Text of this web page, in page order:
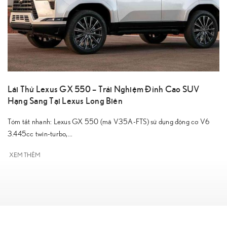
Lái Thử Lexus GX 550 – Trải Nghiệm Đỉnh Cao SUV
Hạng Sang Tại Lexus Long Biên
Tóm tắt nhanh: Lexus GX 550 (mã V35A-FTS) sử dụng động cơ V6
3.445cc twin-turbo,...
XEM THÊM